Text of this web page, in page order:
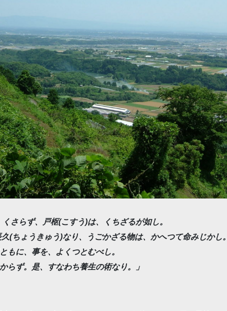
くさらず、戸枢(こすう)は、くちざるが如し。
(ちょうきゅう)なり、うごかざる物は、かへつて命みじかし。
もに、事を、よくつとむべし。
らず。是、すなわち養生の術なり。」